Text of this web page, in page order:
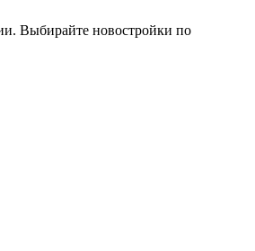
Выбирайте новостройки по